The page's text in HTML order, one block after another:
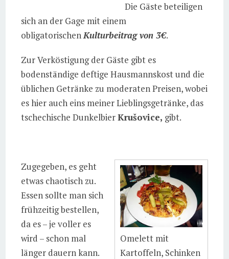
Die Gäste beteiligen
sich an der Gage mit einem
obligatorischenKulturbeitrag von 3€.
Zur Verköstigung der Gäste gibt es
bodenständige deftige Hausmannskost und die
üblichen Getränke zu moderaten Preisen, wobei
es hier auch eins meiner Lieblingsgetränke, das
tschechische DunkelbierKrušovice, gibt.
Omelett mit
Kartoffeln, Schinken
Zugegeben, es geht
etwas chaotisch zu.
Essen sollte man sich
frühzeitig bestellen,
da es – je voller es
wird – schon mal
länger dauern kann.